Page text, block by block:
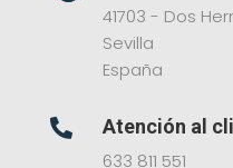
41703 - Dos
Sevilla
España

Atención al
633 811 551